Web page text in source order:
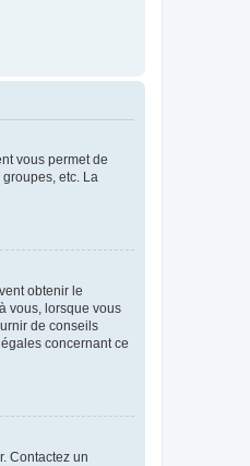
vous permet de
etc. La
obtenir le
vous, lorsque vous
de conseils
concernant ce
Contactez un